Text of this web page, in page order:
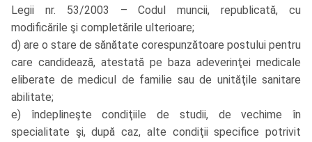
Legii nr. 53/2003 – Codul muncii, republicată, cu
modificările şi completările ulterioare;
d) are o stare de sănătate corespunzătoare postului pentru
care candidează, atestată pe baza adeverinţei medicale
eliberate de medicul de familie sau de unităţile sanitare
abilitate;
e) îndeplineşte condiţiile de studii, de vechime în
specialitate şi, după caz, alte condiţii specifice potrivit